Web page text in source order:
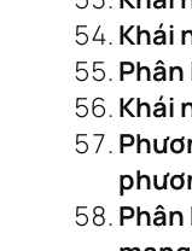
Khái
Khái